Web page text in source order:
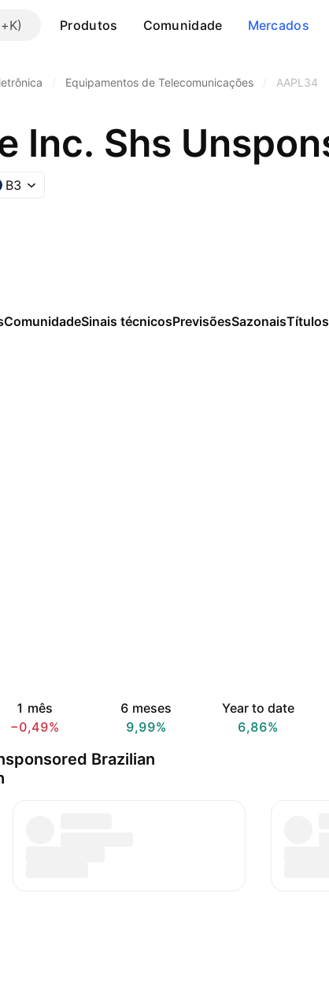
Produtos Comunidade Mercados
Equipamentos de Telecomunicações AAPL34
B3
ComunidadeSinais técnicosPrevisõesSazonaisTítulos
1 mês
−0,49%
6 meses
9,99%
Year to date
6,86%
Brazilian